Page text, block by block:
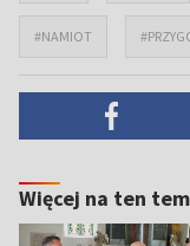
#NAMIOT
Więcej na ten